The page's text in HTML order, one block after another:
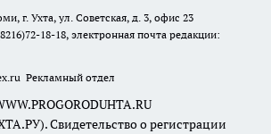
г. Ухта, ул. Советская, д. 3, офис 23
18-18, электронная почта редакции:
Рекламный отдел
Свидетельство о регистрации